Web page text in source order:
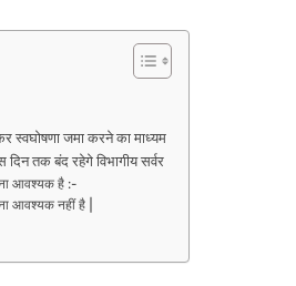
जमा करने का माध्यम
तक बंद रहेगे विभागीय सर्वर
आवश्यक है :-
आवश्यक नहीं है |